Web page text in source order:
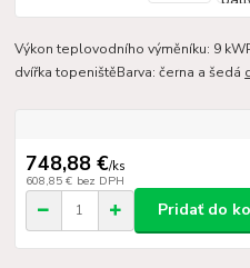
Výkon teplovodního výměníku: 9
dvířka topeništěBarva: černa a šedá
748,88 €/ks
608,85 € bez DPH
Pridať do